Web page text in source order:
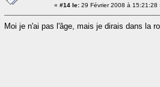
« #14 le: 29 Février 2008 à 15:21:28
Moi je n'ai pas l'âge, mais je dirais dans la